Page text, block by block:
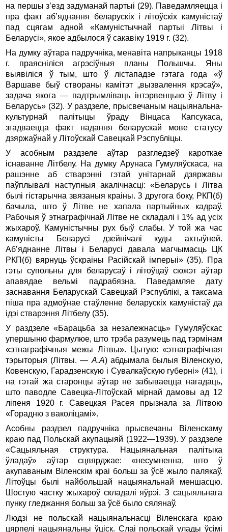
на першы з’езд задуманай партыі (29). Паведамляецца і
пра факт аб’яднання беларускіх і літоўскіх камуністаў
пад сцягам адной «Камуністычнай партыі Літвы і
Беларусі», якое адбылося ў сакавіку 1919 г. (32).
На думку аўтара падручніка, менавіта напрыканцы 1918
г. праясніліся агpэсіўныя планы Польшчы. Яны
выявіліся ў тым, што ў лістападзе гэтага года «ў
Варшаве быў створаны камітэт „вызвалення крэсаў»,
задача якога — падтрымліваць інтэрвенцыю ў Літву і
Беларусь» (32). У раздзеле, прысвечаным нацыянальна-
культурнай палітыцы ўраду Вінцаса Капсукаса,
згадваецца факт надання беларускай мове статусу
дзяржаўнай у Літоўскай Савецкай Рэспубліцы.
У асобным раздзеле аўтар разгледзеў кароткае
існаванне Літбелу. На думку Арунаса Гумуляўскаса, на
рашэнне аб стварэнні гэтай унітарнай дзяржавы
паўплывалі наступныя акалічнасці: «Беларусь і Літва
былі гістарычна звязаныя краіны. З другога боку, РКП(б)
бачыла, што ў Літве не хапала партыйных кадраў.
Рабочыя ў этнаграфічнай Літве не складалі і 1% ад усіх
жыхароў. Камуністычны рух быў слабы. У той жа час
камуністы Беларусі дзейнічалі куды актыўней.
Аб’яднанне Літвы і Беларусі давала магчымасць ЦК
РКП(б) вярнуць ўскраіны Расійскай імперыі» (35). Пра
гэты супольны для беларусаў і літоўцаў сюжэт аўтар
апавядае вельмі падрабязна. Паведамляе дату
заснавання Беларускай Савецкай Рэспублікі, а таксама
піша пра адмоўнае стаўленне беларускіх камуністаў да
ідэі стварэння Літбелу (35).
У раздзеле «Барацьба за незалежнасць» Гумуляўскас
упершыню фармулюе, што трэба разумець пад тэрмінам
«этнаграфічныя межы Літвы». Цытую: «этнаграфічная
тэрыторыя (Літвы. — А.А) абдымала былыя Віленскую,
Ковенскую, Гарадзенскую і Сувалкаўскую губерні» (41), і
на гэтай жа старонцы аўтар не забываецца нагадаць,
што паводле Савецка-Літоўскай мірнай дамовы ад 12
ліпеня 1920 г. Савецкая Расея прызнала за Літвою
«Горадню з ваколіцамі».
Асобны раздзел падручніка прысвечаны Віленскаму
краю пад Польскай акупацыяй (1922—1939). У раздзеле
«Сацыяльная структура. Нацыянальная палітыка
ўладаў» аўтар сцвярджае: «несумненна, што ў
акупаваным Віленскім краі больш за ўсё жыло палякаў.
Літоўцы былі найбольшай нацыянальнай меншасцю.
Шостую частку жыхароў складалі яўрэі. З сацыяльнага
пунку гледжання больш за ўсё было сялянаў.
Людзі не польскай нацыянальнасці Віленскага краю
цярпелі нацыянальны ўціск. Слаі польскай улады ўсімі